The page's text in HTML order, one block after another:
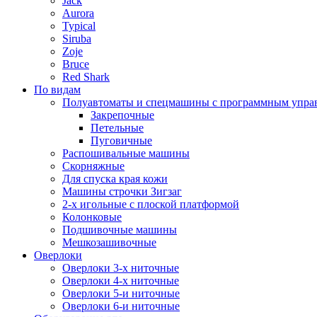
Aurora
Typical
Siruba
Zoje
Bruce
Red Shark
По видам
Полуавтоматы и спецмашины с программным
Закрепочные
Петельные
Пуговичные
Распошивальные машины
Скорняжные
Для спуска края кожи
Машины строчки Зигзаг
2-х игольные с плоской платформой
Колонковые
Подшивочные машины
Мешкозашивочные
Оверлоки
Оверлоки 3-х ниточные
Оверлоки 4-х ниточные
Оверлоки 5-и ниточные
Оверлоки 6-и ниточные